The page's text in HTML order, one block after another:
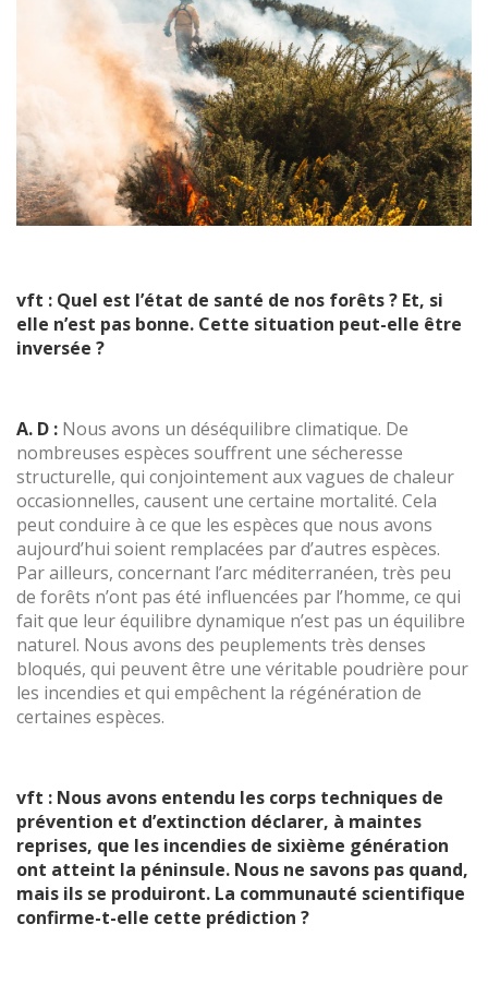
vft : Quel est l’état de santé de nos forêts ? Et, si
elle n’est pas bonne. Cette situation peut-elle être
inversée ?
A. D : Nous avons un déséquilibre climatique. De
nombreuses espèces souffrent une sécheresse
structurelle, qui conjointement aux vagues de chaleur
occasionnelles, causent une certaine mortalité. Cela
peut conduire à ce que les espèces que nous avons
aujourd’hui soient remplacées par d’autres espèces.
Par ailleurs, concernant l’arc méditerranéen, très peu
de forêts n’ont pas été influencées par l’homme, ce qui
fait que leur équilibre dynamique n’est pas un équilibre
naturel. Nous avons des peuplements très denses
bloqués, qui peuvent être une véritable poudrière pour
les incendies et qui empêchent la régénération de
certaines espèces.
vft : Nous avons entendu les corps techniques de
prévention et d’extinction déclarer, à maintes
reprises, que les incendies de sixième génération
ont atteint la péninsule. Nous ne savons pas quand,
mais ils se produiront. La communauté scientifique
confirme-t-elle cette prédiction ?